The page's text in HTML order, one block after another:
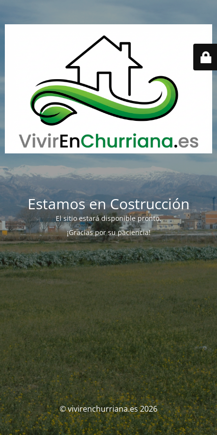
Estamos en Costrucción
El sitio estará disponible pronto.
¡Gracias por su paciencia!
© vivirenchurriana.es 2026